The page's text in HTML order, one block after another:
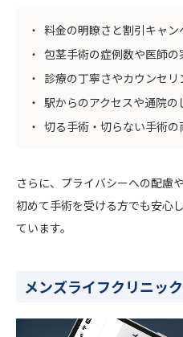
料金の明瞭さと割引キャン
包茎手術の症例数や医師の
診療の丁寧さやカウンセリ
駅からのアクセスや通院の
切る手術・切らない手術
さらに、プライバシーへの配慮
初めて手術を受ける方でも安心
ています。
メンズライフクリニッ